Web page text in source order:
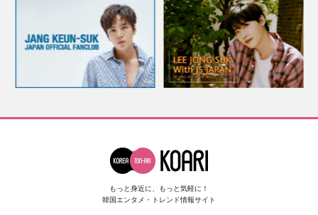
もっと身近に、もっと気軽に！
韓国エンタメ・トレンド情報サイト